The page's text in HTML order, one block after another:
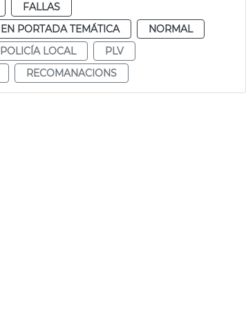
FALLAS
EN PORTADA TEMÁTICA
NORMAL
POLICÍA LOCAL
PLV
RECOMANACIONS